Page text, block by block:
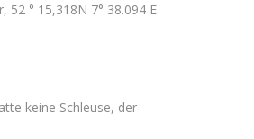
° 15,318N 7° 38.094 E
keine Schleuse, der